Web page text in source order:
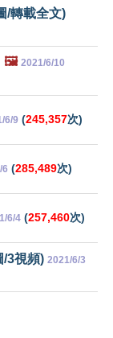
/轉載全文)
🖼️ 2021/6/10
6/9 (245,357次)
6 (285,489次)
6/4 (257,460次)
/3視頻) 2021/6/3